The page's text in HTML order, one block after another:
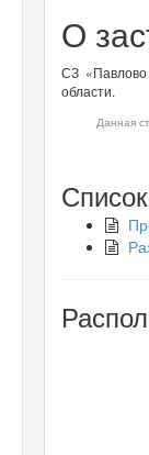
О
СЗ
области.
Данная